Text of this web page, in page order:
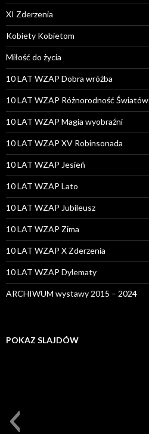
XI Zderzenia
Kobiety Kobietom
Miłość do życia
10 LAT WZAP Dobra wróżba
10 LAT WZAP Różnorodność Światów
10 LAT WZAP Magia wyobraźni
10 LAT WZAP XV Robinsonada
10 LAT WZAP Jesień
10 LAT WZAP Lato
10 LAT WZAP Jubileusz
10 LAT WZAP Zima
10 LAT WZAP X Zderzenia
10 LAT WZAP Dylematy
ARCHIWUM wystawy 2015 – 2024
POKAZ SLAJDÓW